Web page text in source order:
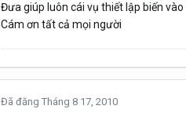
Đưa giúp luôn cái vụ thiết lập biến
Cám ơn tất cả mọi người
Đã đăng Tháng 8 17, 2010